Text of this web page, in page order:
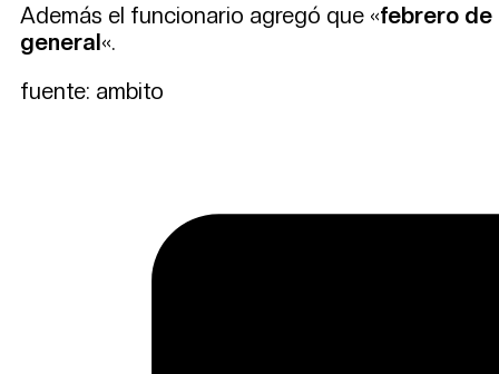
Además el funcionario agregó que «febrero de
general«.
fuente: ambito